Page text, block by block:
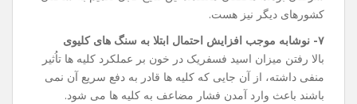
کشورهای دیگر نیز هست.
۷- نوشابه موجب افزایش احتمال ابتلا به سنگ های کلیوی
بالا رفتن میزان اسید فسفریک در خون بر عملکرد کلیه ها تاُثیر
منفی داشته، از آن جایی که کلیه ها قادر به دفع سریع آن نمی
باشند باعث وارد آمدن فشار مضاعف به کلیه ها می شود.